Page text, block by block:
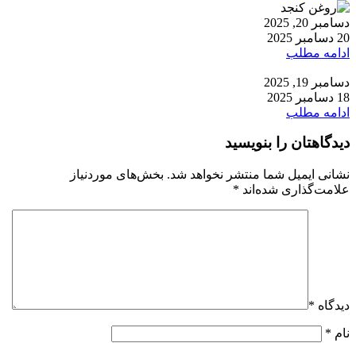
دسامبر 20, 2025
20 دسامبر 2025
ادامه مطلب
دسامبر 19, 2025
18 دسامبر 2025
ادامه مطلب
دیدگاهتان را بنویسید
نشانی ایمیل شما منتشر نخواهد شد. بخش‌های موردنیاز
علامت‌گذاری شده‌اند *
دیدگاه *
نام *